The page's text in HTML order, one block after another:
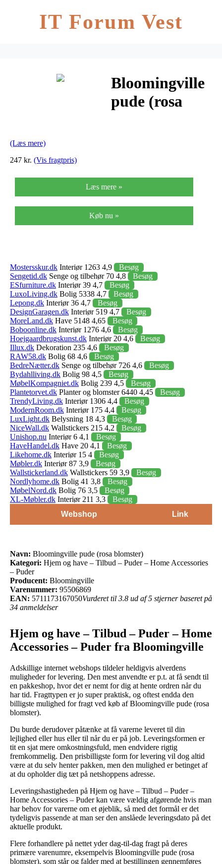
IT Forum Vest
Bloomingville
pude (rosa
(Læs mere)
247 kr. (Vis fragtpris)
Læs mere »
Køb nu »
Mostersskur.dk Interiør 1263 4,9
Besøg
Sengetid.dk Senge og tilbehør 70 4,8
Besøg
ESfurniture.dk Interiør 39 4,7
Besøg
LuxoLiving.dk Bolig 5338 4,7
Besøg
Lepong.dk Interiør 36 4,7
Besøg
DesignGaragen.dk Interiør 519 4,7
Besøg
MoreLand.dk Have 5148 4,65
Besøg
Boboonline.dk Interiør 1276 4,6
Besøg
Hoejgaardbrugskunst.dk Interiør 20 4,6
Besøg
Illux.dk Dekoration 235 4,6
Besøg
RAW58.dk Bolig 68 4,6
Besøg
BedreNætter.dk Senge og tilbehør 726 4,6
Besøg
Bydahlliving.dk Bolig 98 4,5
Besøg
MøbelKompagniet.dk Bolig 239 4,5
Besøg
Plantetorvet.dk Planter og blomster 6440 4,45
Besøg
TrendyLiving.dk Interiør 1306 4,4
Besøg
ModernRoom.dk Interiør 175 4,4
Besøg
LuxLight.dk Belysning 18 4,3
Besøg
NiceWall.dk Wallstickers 215 4,2
Besøg
Unishop.nu Interiør 6 4,1
Besøg
HaveHandel.dk Have 20 4,1
Besøg
Likehome.dk Interiør 15 4
Besøg
Møbler.dk Interiør 87 3,9
Besøg
Wallstickerland.dk Wallstickers 59 3,9
Besøg
Nordlyhome.dk Bolig 41 3,8
Besøg
MøbelNord.dk Bolig 76 3,5
Besøg
XL-Møbler.dk Interiør 211 3,3
Besøg
Webshop
Link
Navn: Bloomingville pude (rosa blomster)
Kategori: Hjem og have – Tilbud – Puder – Home Accessories
– Puder
Producent: Bloomingville
Varenummer: 95506869
EAN: 5711173167050Vurderet til 3.8 ud af 5 stjerner baseret på
34 anmeldelser
Hjem og have – Tilbud – Puder – Home
Accessories – Puder fra Bloomingville
Adskillige internet webshops tildeler heldigvis alverdens
muligheder for levering. Den mest anvendte er p.t. at få sendt til
en pakkeshop, hvor det er nemt for dig at hente ordren når du
har tid. Fragttypen er jo super praktisk, og oftest endda den
billigste mulighed for fragt ved køb af Bloomingville pude (rosa
blomster).
Du burde derudover påtænke at få varerne leveret til din
lejlighed eller hus eller til når du er på job. Leveringsformen er
tit en sjat mere omkostningsfuld, men endvidere rigtig
fremkommelig. Den prisbilligste form for levering vil dog altid
være at du selv henter pakken, men den mulighed er betinget af
at du opholder dig tæt på netshoppens adresse.
Leveringshastigheden på Hjem og have – Tilbud – Puder –
Home Accessories – Puder kan være vældig afgørende hvis man
har behov for varerne om et øjeblik, så med det formål er det
tydeligvis passende at man ser den anslåede leveringsdato på det
aktuelle produkt.
Flere forhandlere på nettet yder dag-til-dag fragt på deres
primære varenumre, eksempelvis Bloomingville pude (rosa
blomster), som står og falder med at bestillingen gennemføres